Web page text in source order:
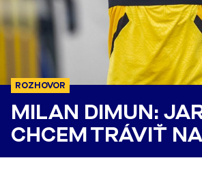
ROZHOVOR
MILAN DIMUN:
CHCEM TRÁVIŤ